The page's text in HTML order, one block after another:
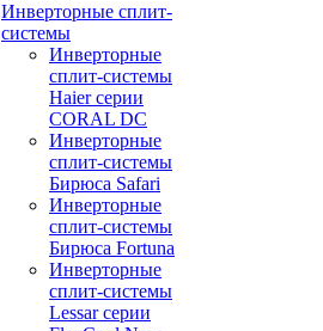
Инверторные сплит-
системы
Инверторные
сплит-системы
Haier серии
CORAL DC
Инверторные
сплит-системы
Бирюса Safari
Инверторные
сплит-системы
Бирюса Fortuna
Инверторные
сплит-системы
Lessar серии